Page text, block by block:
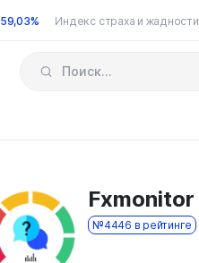
59,03% Индекс страха и жадности
Fxmonitor
№4446 в рейтинге